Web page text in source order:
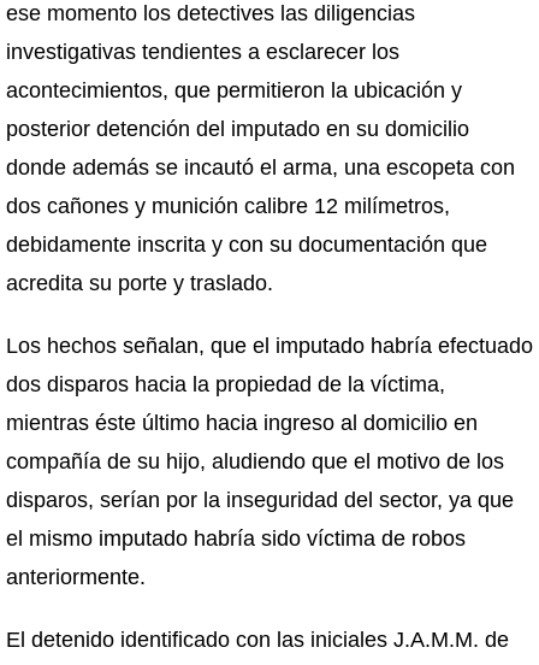
ese momento los detectives las diligencias
investigativas tendientes a esclarecer los
acontecimientos, que permitieron la ubicación y
posterior detención del imputado en su domicilio
donde además se incautó el arma, una escopeta con
dos cañones y munición calibre 12 milímetros,
debidamente inscrita y con su documentación que
acredita su porte y traslado.
Los hechos señalan, que el imputado habría efectuado
dos disparos hacia la propiedad de la víctima,
mientras éste último hacia ingreso al domicilio en
compañía de su hijo, aludiendo que el motivo de los
disparos, serían por la inseguridad del sector, ya que
el mismo imputado habría sido víctima de robos
anteriormente.
El detenido identificado con las iniciales J.A.M.M. de